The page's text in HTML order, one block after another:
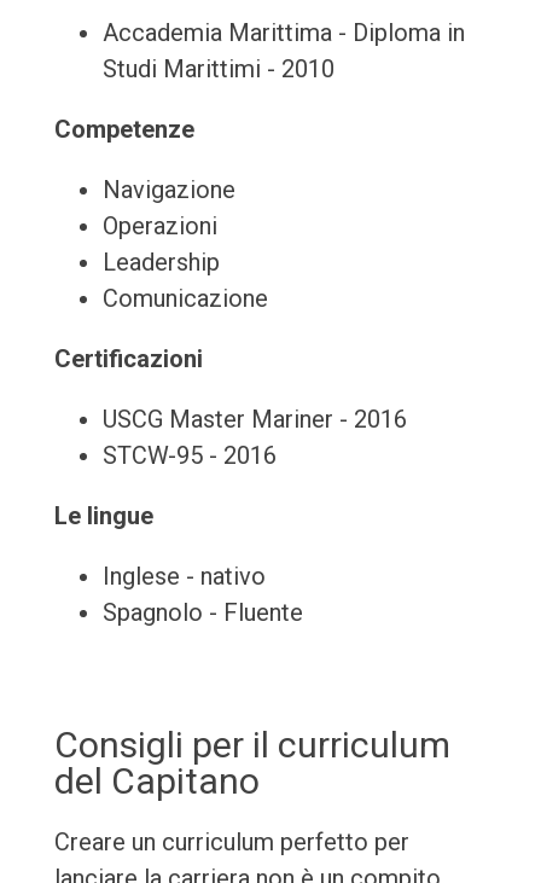
Accademia Marittima - Diploma in
Studi Marittimi - 2010
Competenze
Navigazione
Operazioni
Leadership
Comunicazione
Certificazioni
USCG Master Mariner - 2016
STCW-95 - 2016
Le lingue
Inglese - nativo
Spagnolo - Fluente
Consigli per il curriculum
del Capitano
Creare un curriculum perfetto per